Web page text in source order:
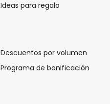
Ideas para regalo
Descuentos por volumen
Programa de bonificación